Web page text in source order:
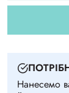
Нанесемо